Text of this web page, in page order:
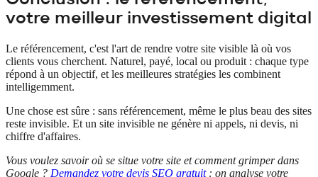
votre meilleur investissement digital
Le référencement, c'est l'art de rendre votre site visible là où vos
clients vous cherchent. Naturel, payé, local ou produit : chaque type
répond à un objectif, et les meilleures stratégies les combinent
intelligemment.
Une chose est sûre : sans référencement, même le plus beau des sites
reste invisible. Et un site invisible ne génère ni appels, ni devis, ni
chiffre d'affaires.
Vous voulez savoir où se situe votre site et comment grimper dans
Google ? Demandez votre devis SEO gratuit: on analyse votre